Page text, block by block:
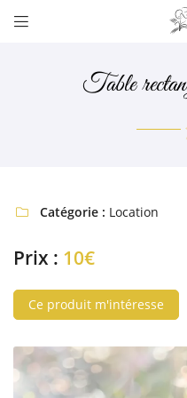

06 50 76 89 49
 Recopier le code ci-contre
Rafraîchir le captcha
Table
 Catégorie : Location
Prix : 10€
Ce produit m'intéresse